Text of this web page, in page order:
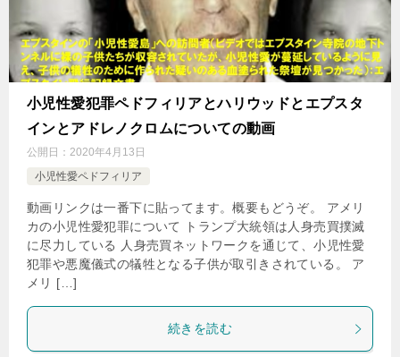
小児性愛犯罪ペドフィリアとハリウッドとエプスタ
インとアドレノクロムについての動画
公開日： 2020年4月13日
小児性愛ペドフィリア
動画リンクは一番下に貼ってます。概要もどうぞ。 アメリ
カの小児性愛犯罪について トランプ大統領は人身売買撲滅
に尽力している 人身売買ネットワークを通じて、小児性愛
犯罪や悪魔儀式の犠牲となる子供が取引きされている。 ア
メリ […]
続きを読む